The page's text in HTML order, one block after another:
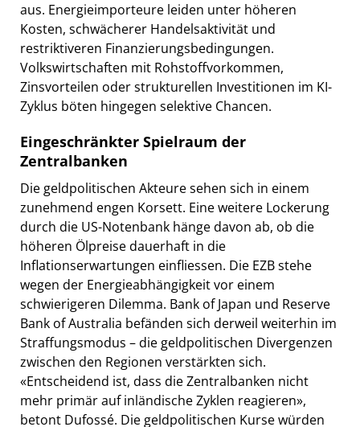
aus. Energieimporteure leiden unter höheren
Kosten, schwächerer Handelsaktivität und
restriktiveren Finanzierungsbedingungen.
Volkswirtschaften mit Rohstoffvorkommen,
Zinsvorteilen oder strukturellen Investitionen im KI-
Zyklus böten hingegen selektive Chancen.
Eingeschränkter Spielraum der
Zentralbanken
Die geldpolitischen Akteure sehen sich in einem
zunehmend engen Korsett. Eine weitere Lockerung
durch die US-Notenbank hänge davon ab, ob die
höheren Ölpreise dauerhaft in die
Inflationserwartungen einfliessen. Die EZB stehe
wegen der Energieabhängigkeit vor einem
schwierigeren Dilemma. Bank of Japan und Reserve
Bank of Australia befänden sich derweil weiterhin im
Straffungsmodus – die geldpolitischen Divergenzen
zwischen den Regionen verstärkten sich.
«Entscheidend ist, dass die Zentralbanken nicht
mehr primär auf inländische Zyklen reagieren»,
betont Dufossé. Die geldpolitischen Kurse würden